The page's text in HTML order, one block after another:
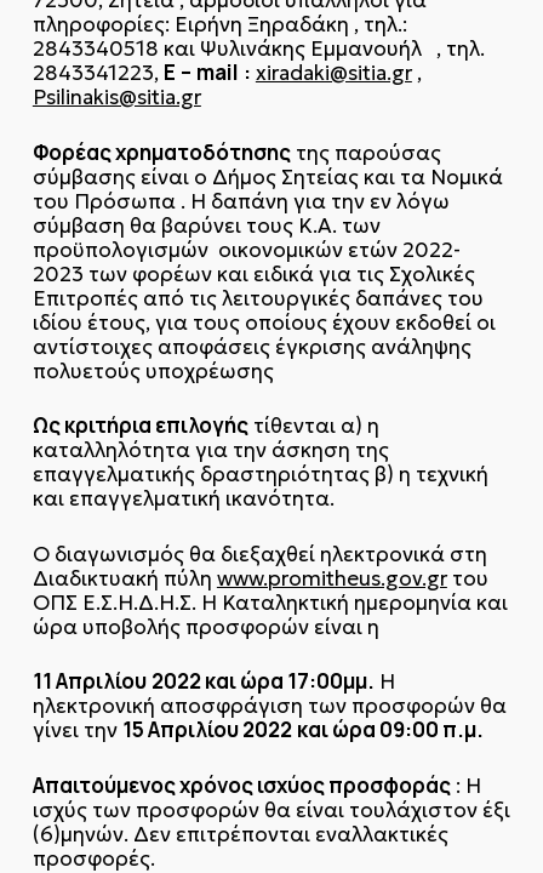
πληροφορίες: Ειρήνη Ξηραδάκη , τηλ.:
2843340518 και Ψυλινάκης Εμμανουήλ , τηλ.
2843341223, E – mail : xiradaki@sitia.gr,
Psilinakis@sitia.gr
Φορέας χρηματοδότησηςτης παρούσας
σύμβασης είναι ο Δήμος Σητείας και τα Νομικά
του Πρόσωπα . Η δαπάνη για την εν λόγω
σύμβαση θα βαρύνει τους Κ.Α. των
προϋπολογισμών οικονομικών ετών 2022-
2023 των φορέων και ειδικά για τις Σχολικές
Επιτροπές από τις λειτουργικές δαπάνες του
ιδίου έτους, για τους οποίους έχουν εκδοθεί οι
αντίστοιχες αποφάσεις έγκρισης ανάληψης
πολυετούς υποχρέωσης
Ως κριτήρια επιλογήςτίθενται α) η
καταλληλότητα για την άσκηση της
επαγγελματικής δραστηριότητας β) η τεχνική
και επαγγελματική ικανότητα.
Ο διαγωνισμός θα διεξαχθεί ηλεκτρονικά στη
Διαδικτυακή πύλη www.promitheus.gov.grτου
ΟΠΣ Ε.Σ.Η.Δ.Η.Σ. Η Καταληκτική ημερομηνία και
ώρα υποβολής προσφορών είναι η
11 Απριλίου 2022 και ώρα 17:00μμ. Η
ηλεκτρονική αποσφράγιση των προσφορών θα
γίνει την 15 Απριλίου 2022 και ώρα 09:00 π.μ.
Απαιτούμενος χρόνος ισχύος προσφοράς: Η
ισχύς των προσφορών θα είναι τουλάχιστον έξι
(6)μηνών. Δεν επιτρέπονται εναλλακτικές
προσφορές.